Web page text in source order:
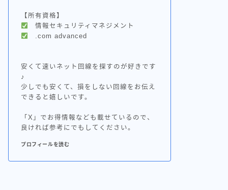
【所有資格】
情報セキュリティマネジメント
.com advanced
安くて速いネット回線を探すのが好きです
♪
少しでも安くて、損をしない回線をお伝え
できると嬉しいです。
「X」でお得情報なども載せているので、
良ければ参考にでもしてください。
プロフィールを読む